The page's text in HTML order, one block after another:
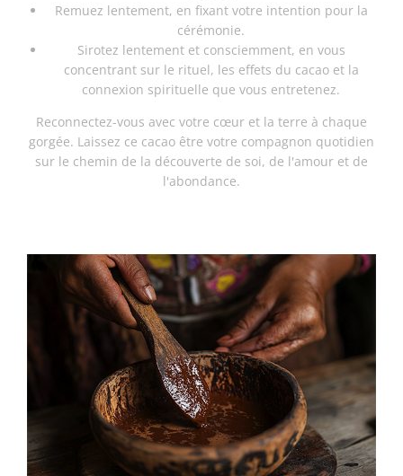
Remuez lentement, en fixant votre intention pour la
cérémonie.
Sirotez lentement et consciemment, en vous
concentrant sur le rituel, les effets du cacao et la
connexion spirituelle que vous entretenez.
Reconnectez-vous avec votre cœur et la terre à chaque
gorgée. Laissez ce cacao être votre compagnon quotidien
sur le chemin de la découverte de soi, de l'amour et de
l'abondance.